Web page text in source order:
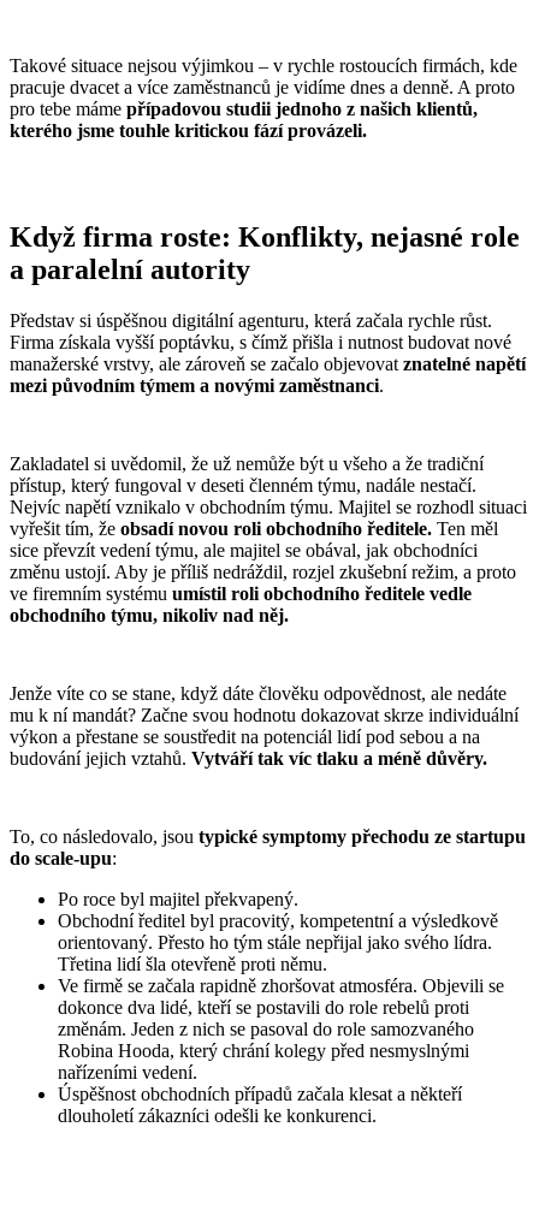
Takové situace nejsou výjimkou – v rychle rostoucích firmách, kde
pracuje dvacet a více zaměstnanců je vidíme dnes a denně. A proto
pro tebe máme případovou studii jednoho z našich klientů,
kterého jsme touhle kritickou fází provázeli.
Když firma roste: Konflikty, nejasné role
a paralelní autority
Představ si úspěšnou digitální agenturu, která začala rychle růst.
Firma získala vyšší poptávku, s čímž přišla i nutnost budovat nové
manažerské vrstvy, ale zároveň se začalo objevovat znatelné napětí
mezi původním týmem a novými zaměstnanci.
Zakladatel si uvědomil, že už nemůže být u všeho a že tradiční
přístup, který fungoval v deseti členném týmu, nadále nestačí.
Nejvíc napětí vznikalo v obchodním týmu. Majitel se rozhodl situaci
vyřešit tím, že obsadí novou roli obchodního ředitele. Ten měl
sice převzít vedení týmu, ale majitel se obával, jak obchodníci
změnu ustojí. Aby je příliš nedráždil, rozjel zkušební režim, a proto
ve firemním systému umístil roli obchodního ředitele vedle
obchodního týmu, nikoliv nad něj.
Jenže víte co se stane, když dáte člověku odpovědnost, ale nedáte
mu k ní mandát? Začne svou hodnotu dokazovat skrze individuální
výkon a přestane se soustředit na potenciál lidí pod sebou a na
budování jejich vztahů. Vytváří tak víc tlaku a méně důvěry.
To, co následovalo, jsou typické symptomy přechodu ze startupu
do scale-upu:
Po roce byl majitel překvapený.
Obchodní ředitel byl pracovitý, kompetentní a výsledkově
orientovaný. Přesto ho tým stále nepřijal jako svého lídra.
Třetina lidí šla otevřeně proti němu.
Ve firmě se začala rapidně zhoršovat atmosféra. Objevili se
dokonce dva lidé, kteří se postavili do role rebelů proti
změnám. Jeden z nich se pasoval do role samozvaného
Robina Hooda, který chrání kolegy před nesmyslnými
nařízeními vedení.
Úspěšnost obchodních případů začala klesat a někteří
dlouholetí zákazníci odešli ke konkurenci.